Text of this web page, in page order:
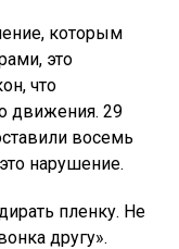
которым
это
что
движения. 29
восемь
нарушение.
пленку. Не
другу».